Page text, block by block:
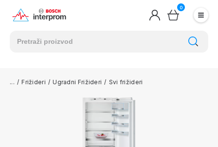
0
/ Frižideri / Ugradni Frižideri / Svi frižideri